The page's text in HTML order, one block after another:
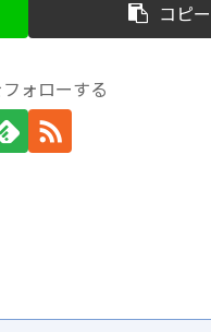
コピー
ォローする